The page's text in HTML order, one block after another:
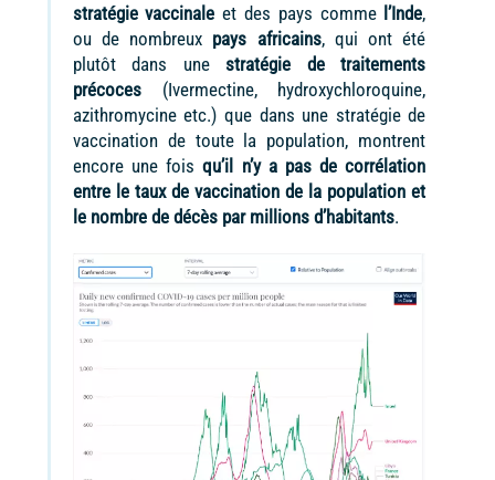
stratégie vaccinaleet des pays comme l’Inde,
ou de nombreux pays africains, qui ont été
plutôt dans une stratégie de traitements
précoces(Ivermectine, hydroxychloroquine,
azithromycine etc.) que dans une stratégie de
vaccination de toute la population, montrent
encore une foisqu’il n’y a pas de corrélation
entre le taux de vaccination de la population et
le nombre de décès par millions d’habitants.